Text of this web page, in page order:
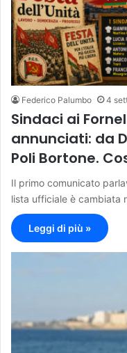
Federico Palumbo 4
Sindaci ai
annunciati: da
Poli Bortone.
Il primo comunicato
lista ufficiale è cambiata
Leggi di più »